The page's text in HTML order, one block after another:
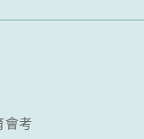
會考